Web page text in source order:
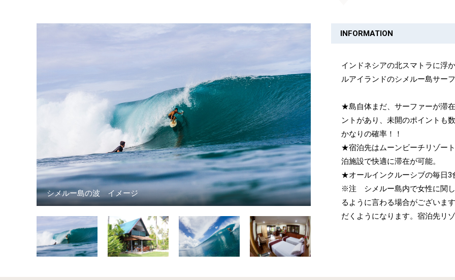
シメルー島の波 イメージ
INFORMATION
インドネシアの北スマトラに浮
ルアイランドのシメルー島サー
★島自体まだ、サーファーが滞
ントがあり、未開のポイントも
かなりの確率！！
★宿泊先はムーンビーチリゾー
泊施設で快適に滞在が可能。
★オールインクルーシブの毎日3
※注 シメルー島内で女性に関し
るように言わる場合がございま
だくようになります。宿泊先リ